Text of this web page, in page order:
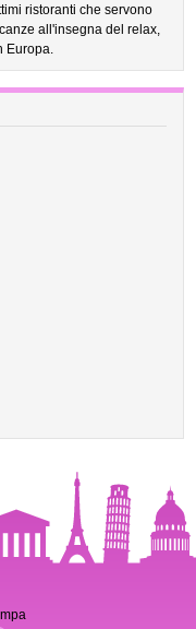
ristoranti che servono
all'insegna del relax,
Europa.